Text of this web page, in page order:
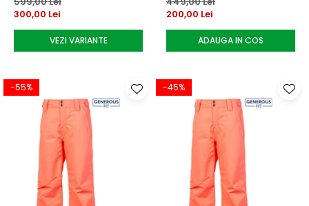
300,00 Lei
VEZI VARIANTE
200,00 Lei
ADAUGA IN COS
-55% -45%